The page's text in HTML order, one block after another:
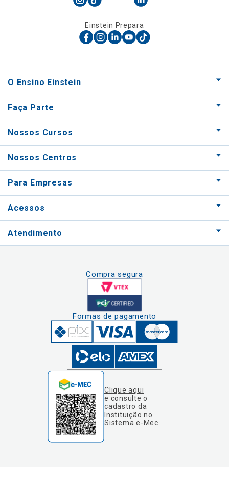
Einstein Prepara
O Ensino Einstein
Faça Parte
Nossos Cursos
Nossos Centros
Para Empresas
Acessos
Atendimento
Compra segura
Formas de pagamento
Clique aqui
e consulte o
cadastro da
Instituição no
Sistema e-Mec